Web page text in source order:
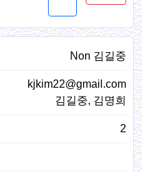
Non 김길중
kjkim22@gmail.com
김길중, 김명희
2